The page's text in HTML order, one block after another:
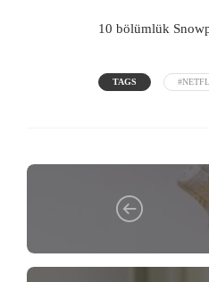
10 bölümlük
TAGS